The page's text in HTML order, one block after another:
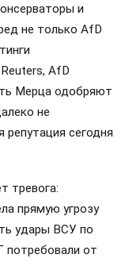
и
не только AfD
AfD
Мерца одобряют
не
репутация сегодня
тревога:
прямую угрозу
удары ВСУ по
потребовали от